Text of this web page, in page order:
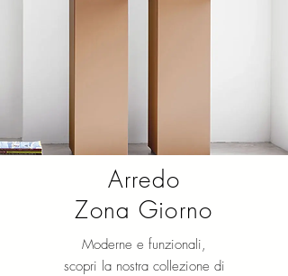
Arredo
Zona Giorno
Moderne e funzionali,
scopri la nostra collezione di